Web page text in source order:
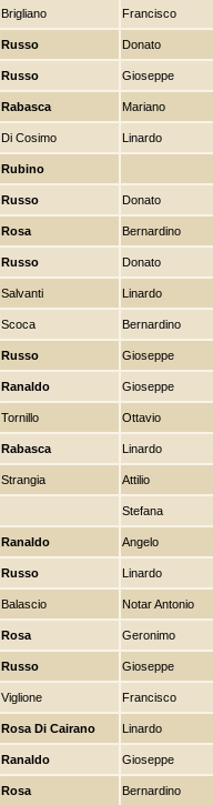
Brigliano
Francisco
Russo
Donato
Russo
Gioseppe
Rabasca
Mariano
Di Cosimo
Linardo
Rubino
Russo
Donato
Rosa
Bernardino
Russo
Donato
Salvanti
Linardo
Scoca
Bernardino
Russo
Gioseppe
Ranaldo
Gioseppe
Tornillo
Ottavio
Rabasca
Linardo
Strangia
Attilio
Stefana
Ranaldo
Angelo
Russo
Linardo
Balascio
Notar Antonio
Rosa
Geronimo
Russo
Gioseppe
Viglione
Francisco
Rosa Di Cairano
Linardo
Ranaldo
Gioseppe
Rosa
Bernardino